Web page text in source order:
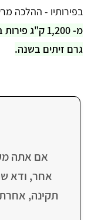
בפירותיו - ההלכה
גרם זיתים בשנה.
אם אתה
אחר, ודא
תקינה,